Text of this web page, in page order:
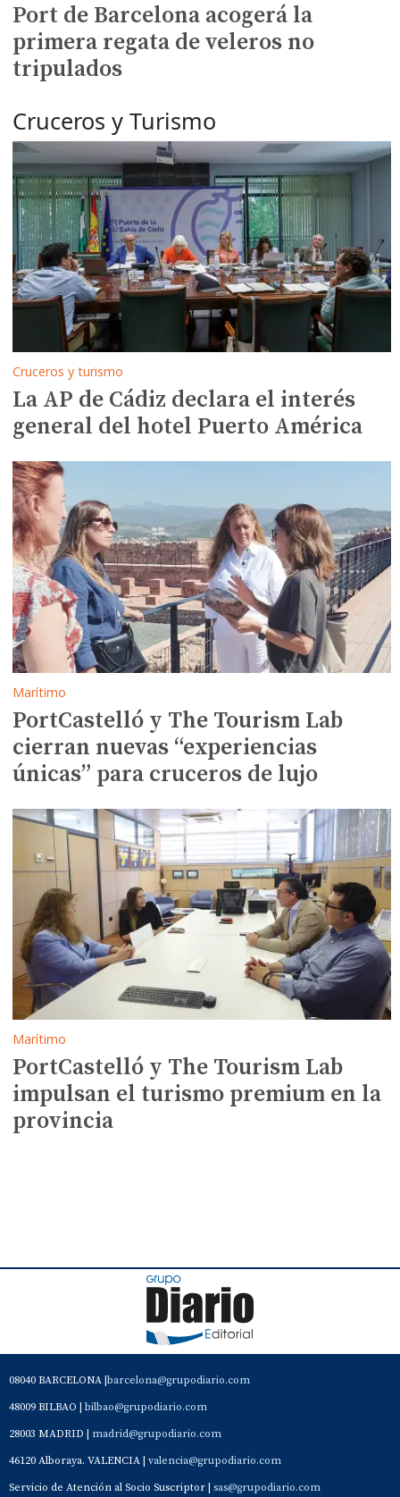
Port de Barcelona acogerá la
primera regata de veleros no
tripulados
Cruceros y Turismo
Cruceros y turismo
La AP de Cádiz declara el interés
general del hotel Puerto América
Marítimo
PortCastelló y The Tourism Lab
cierran nuevas “experiencias
únicas” para cruceros de lujo
Marítimo
PortCastelló y The Tourism Lab
impulsan el turismo premium en la
provincia
08040 BARCELONA | barcelona@grupodiario.com
48009 BILBAO | bilbao@grupodiario.com
28003 MADRID | madrid@grupodiario.com
46120 Alboraya. VALENCIA | valencia@grupodiario.com
Servicio de Atención al Socio Suscriptor | sas@grupodiario.com